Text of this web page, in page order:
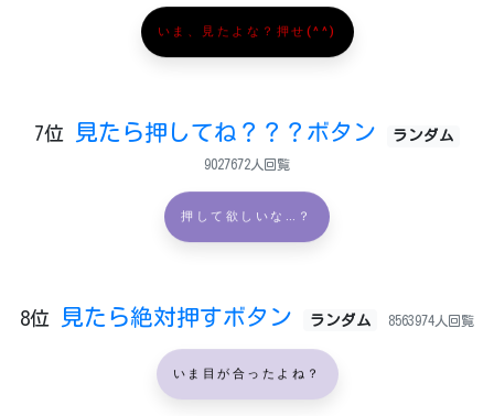
いま、見たよな？押せ(^^)
7位 見たら押してね？？？ボタン ランダム
9027672人回覧
押して欲しいな…？
8位 見たら絶対押すボタン ランダム 8563974人回覧
いま目が合ったよね？